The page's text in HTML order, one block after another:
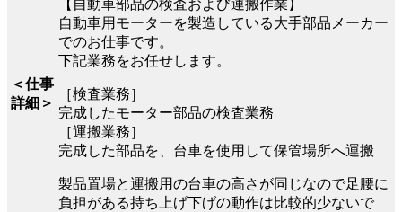
＜仕事
詳細＞
【自動車部品の検査および運搬作業】
自動車用モーターを製造している大手部品メーカー
でのお仕事です。
下記業務をお任せします。
［検査業務］
完成したモーター部品の検査業務
［運搬業務］
完成した部品を、台車を使用して保管場所へ運搬
製品置場と運搬用の台車の高さが同じなので足腰に
負担がある持ち上げ下げの動作は比較的少ないで